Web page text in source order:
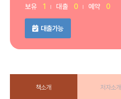
보유 1 대출 0 예약 0
대출가능
책소개 저자소개